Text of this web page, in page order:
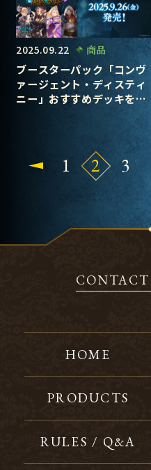
2025.09.22 商品
ブースターパック「コンヴ
ァージェント・ディスティ
ニー」おすすめデッキを公
1 2 3
CONTACT
HOME
PRODUCTS
RULES / Q&A